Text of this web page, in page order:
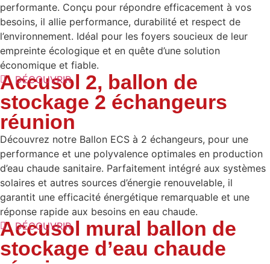
performante. Conçu pour répondre efficacement à vos
besoins, il allie performance, durabilité et respect de
l’environnement. Idéal pour les foyers soucieux de leur
empreinte écologique et en quête d’une solution
économique et fiable.
DÉCOUVRIR
Accusol 2, ballon de
stockage 2 échangeurs
réunion
Découvrez notre Ballon ECS à 2 échangeurs, pour une
performance et une polyvalence optimales en production
d’eau chaude sanitaire. Parfaitement intégré aux systèmes
solaires et autres sources d’énergie renouvelable, il
garantit une efficacité énergétique remarquable et une
réponse rapide aux besoins en eau chaude.
DÉCOUVRIR
Accusol mural ballon de
stockage d’eau chaude